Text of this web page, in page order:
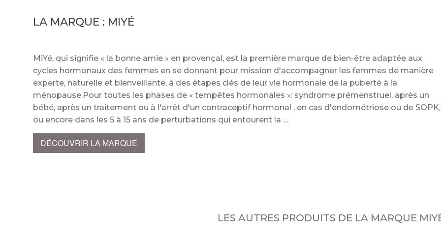
LA MARQUE : MIYÉ
MiYé, qui signifie « la bonne amie » en provençal, est la première marque de bien-être adaptée aux
cycles hormonaux des femmes en se donnant pour mission d'accompagner les femmes de manière
experte, naturelle et bienveillante, à des étapes clés de leur vie hormonale de la puberté à la
ménopause.Pour toutes les phases de « tempêtes hormonales »: syndrome prémenstruel, après un
bébé, après un traitement ou à l'arrêt d'un contraceptif hormonal , en cas d'endométriose ou de SOPK,
ou encore dans les 5 à 15 ans de perturbations qui entourent la
DÉCOUVRIR LA MARQUE
LES AUTRES PRODUITS DE LA MARQUE